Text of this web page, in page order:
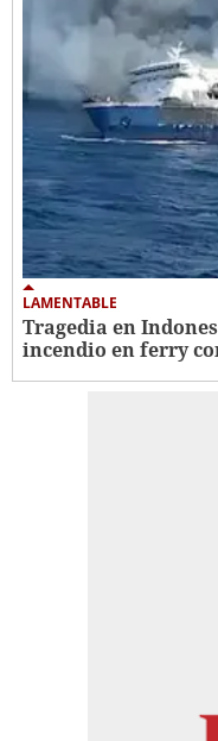
LAMENTABLE
Tragedia en
incendio en ferry